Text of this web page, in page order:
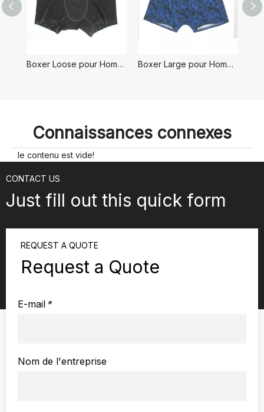
Boxer Loose pour Homme Boxer Large pour Homme
Connaissances connexes
le contenu est vide!
CONTACT US
Just fill out this quick form
REQUEST A QUOTE
Request a Quote
*
E-mail
Nom de l'entreprise